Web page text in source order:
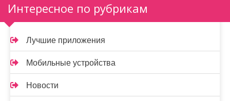
Интересное по рубрикам
Лучшие приложения
Мобильные устройства
Новости